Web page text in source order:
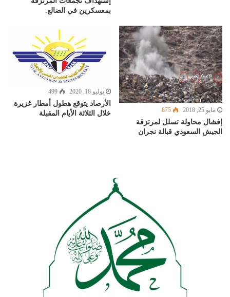
بمعسكرين في الضالع.
مايو 25, 2018 875
إفشال محاولة تسلل لمرتزقة
الجيش السعودي قبالة نجران
يوليو 18, 2020 499
الأرصاد يتوقع هطول أمطار غزيرة
خلال الثلاثة الأيام المقبلة